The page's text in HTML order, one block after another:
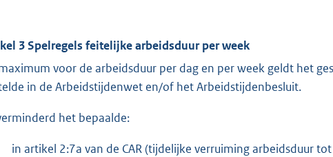
3 Spelregels feitelijke arbeidsduur per week
voor de arbeidsduur per dag en per week geldt het
in de Arbeidstijdenwet en/of het Arbeidstijdenbesluit.
het bepaalde:
in artikel 2:7a van de CAR (tijdelijke verruiming arbeidsduur